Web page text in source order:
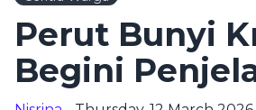
Perut Bunyi
Begini